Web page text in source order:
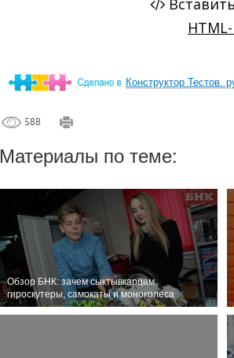
Конструктор Тестов.
588
Материалы по теме:
Обзор БНК: зачем сыктывкарцам
гироскутеры, самокаты и моноколеса